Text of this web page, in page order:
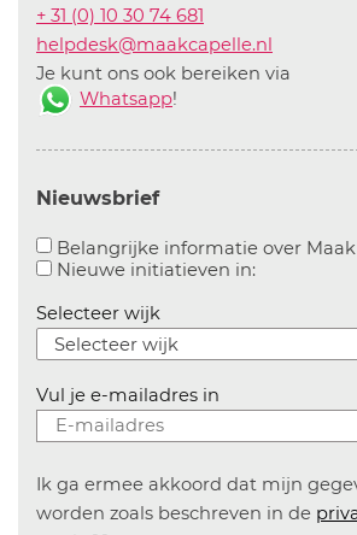
+ 31 (0) 10 30 74 681
helpdesk@maakcapelle.nl
Je kunt ons ook bereiken via
Whatsapp!
Nieuwsbrief
Belangrijke informatie over
Nieuwe initiatieven in:Aanvinken
Selecteer wijk
Vul je e-mailadres in
Ik ga ermee akkoord dat mijn
worden zoals beschreven in de